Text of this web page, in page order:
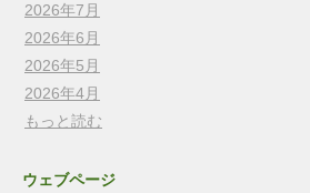
2026年7月
2026年6月
2026年5月
2026年4月
もっと読む
ウェブページ